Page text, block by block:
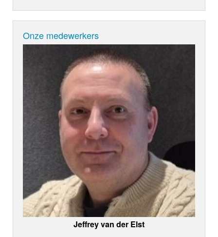
Onze medewerkers
Jeffrey van der Elst